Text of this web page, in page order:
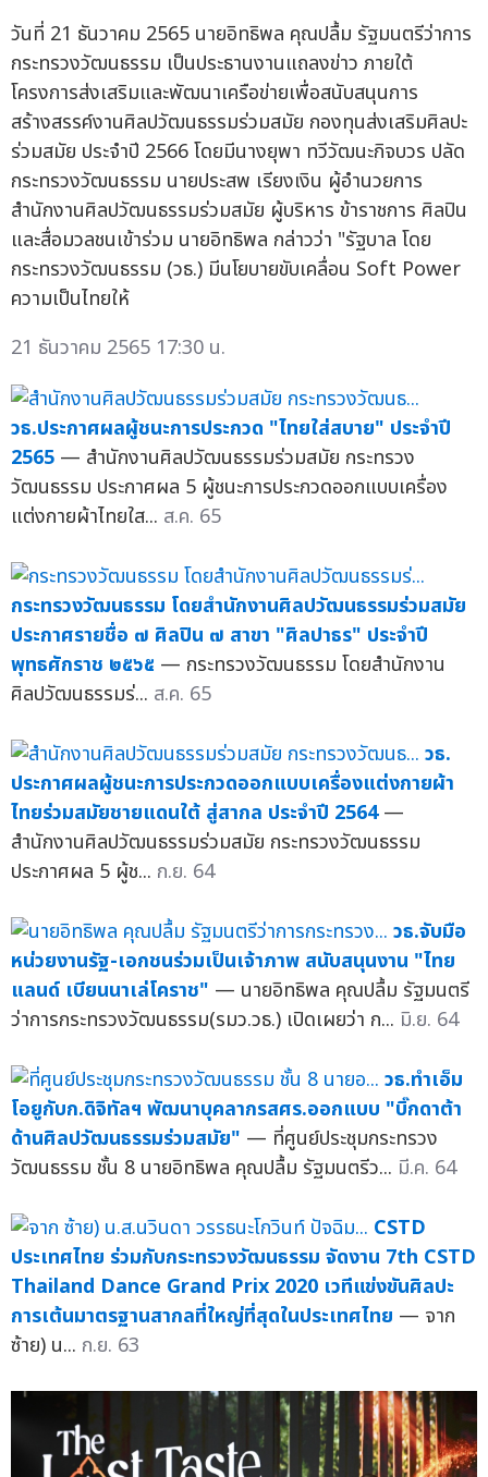
วันที่ 21 ธันวาคม 2565 นายอิทธิพล คุณปลื้ม รัฐมนตรีว่าการ
กระทรวงวัฒนธรรม เป็นประธานงานแถลงข่าว ภายใต้
โครงการส่งเสริมและพัฒนาเครือข่ายเพื่อสนับสนุนการ
สร้างสรรค์งานศิลปวัฒนธรรมร่วมสมัย กองทุนส่งเสริมศิลปะ
ร่วมสมัย ประจำปี 2566 โดยมีนางยุพา ทวีวัฒนะกิจบวร ปลัด
กระทรวงวัฒนธรรม นายประสพ เรียงเงิน ผู้อำนวยการ
สำนักงานศิลปวัฒนธรรมร่วมสมัย ผู้บริหาร ข้าราชการ ศิลปิน
และสื่อมวลชนเข้าร่วม นายอิทธิพล กล่าวว่า "รัฐบาล โดย
กระทรวงวัฒนธรรม (วธ.) มีนโยบายขับเคลื่อน Soft Power
ความเป็นไทยให้
21 ธันวาคม 2565 17:30 น.
วธ.ประกาศผลผู้ชนะการประกวด "ไทยใส่สบาย" ประจำปี
2565 — สำนักงานศิลปวัฒนธรรมร่วมสมัย กระทรวง
วัฒนธรรม ประกาศผล 5 ผู้ชนะการประกวดออกแบบเครื่อง
แต่งกายผ้าไทยใส... ส.ค. 65
กระทรวงวัฒนธรรม โดยสำนักงานศิลปวัฒนธรรมร่วมสมัย
ประกาศรายชื่อ ๗ ศิลปิน ๗ สาขา "ศิลปาธร" ประจำปี
พุทธศักราช ๒๕๖๕ — กระทรวงวัฒนธรรม โดยสำนักงาน
ศิลปวัฒนธรรมร่... ส.ค. 65
วธ.
ประกาศผลผู้ชนะการประกวดออกแบบเครื่องแต่งกายผ้า
ไทยร่วมสมัยชายแดนใต้ สู่สากล ประจำปี 2564 —
สำนักงานศิลปวัฒนธรรมร่วมสมัย กระทรวงวัฒนธรรม
ประกาศผล 5 ผู้ช... ก.ย. 64
วธ.จับมือ
หน่วยงานรัฐ-เอกชนร่วมเป็นเจ้าภาพ สนับสนุนงาน "ไทย
แลนด์ เบียนนาเล่โคราช" — นายอิทธิพล คุณปลื้ม รัฐมนตรี
ว่าการกระทรวงวัฒนธรรม(รมว.วธ.) เปิดเผยว่า ก... มิ.ย. 64
วธ.ทำเอ็ม
โอยูกับก.ดิจิทัลฯ พัฒนาบุคลากรสศร.ออกแบบ "บิ๊กดาต้า
ด้านศิลปวัฒนธรรมร่วมสมัย" — ที่ศูนย์ประชุมกระทรวง
วัฒนธรรม ชั้น 8 นายอิทธิพล คุณปลื้ม รัฐมนตรีว... มี.ค. 64
CSTD
ประเทศไทย ร่วมกับกระทรวงวัฒนธรรม จัดงาน 7th CSTD
Thailand Dance Grand Prix 2020 เวทีแข่งขันศิลปะ
การเต้นมาตรฐานสากลที่ใหญ่ที่สุดในประเทศไทย — จาก
ซ้าย) น... ก.ย. 63